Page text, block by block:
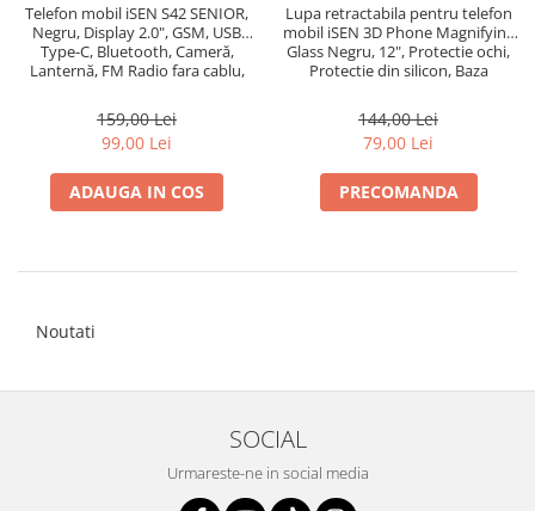
Telefon mobil iSEN S42 SENIOR,
Negru, Display 2.0", GSM, USB
Type-C, Bluetooth, Cameră,
Lanternă, FM Radio fara cablu,
Negru, Dual SIM
159,00 Lei
99,00 Lei
ADAUGA IN COS
Lupa retractabila pentru telefon
mobil iSEN 3D Phone Magnifying
Glass Negru, 12", Protectie ochi,
Protectie din silicon, Baza
144,00 Lei
79,00 Lei
PRECOMANDA
Noutati
SOCIAL
Urmareste-ne in social media